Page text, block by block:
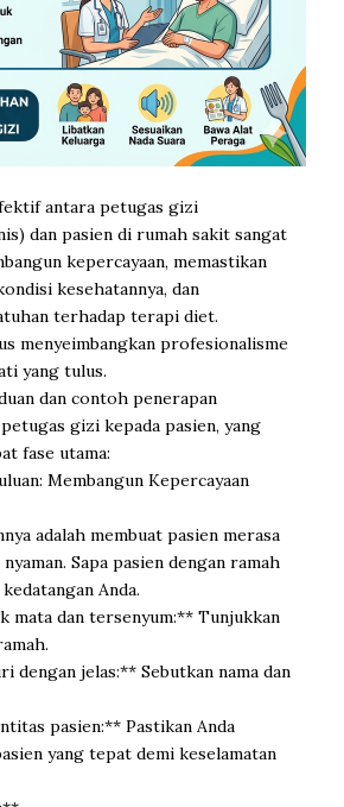
antara petugas gizi
dan pasien di rumah sakit sangat
kepercayaan, memastikan
kesehatannya, dan
terhadap terapi diet.
menyeimbangkan profesionalisme
yang tulus.
dan contoh penerapan
gizi kepada pasien, yang
fase utama:
Membangun Kepercayaan
adalah membuat pasien merasa
Sapa pasien dengan ramah
Anda.
mata dan tersenyum:** Tunjukkan
dengan jelas:** Sebutkan nama dan
pasien:** Pastikan Anda
yang tepat demi keselamatan